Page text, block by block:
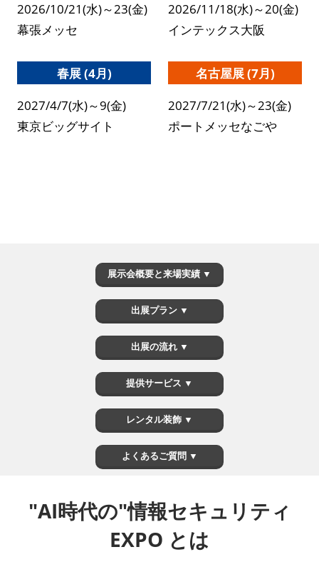
2026/10/21(水)～23(金)
幕張メッセ
2026/11/18(水)～20(金)
インテックス大阪
春展 (4月)
2027/4/7(水)～9(金)
東京ビッグサイト
名古屋展 (7月)
2027/7/21(水)～23(金)
ポートメッセなごや
展示会概要と来場実績 ▼
出展プラン ▼
出展の流れ ▼
提供サービス ▼
レンタル装飾 ▼
よくあるご質問 ▼
"AI時代の"情報セキュリティ
EXPO とは